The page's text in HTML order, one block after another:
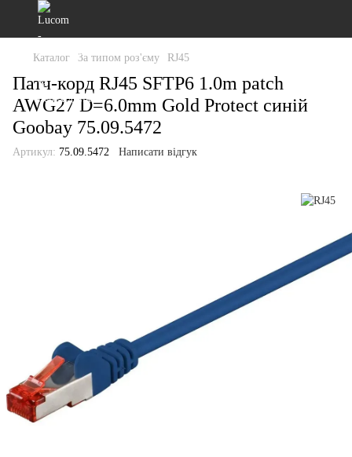
Каталог За типом роз'єму RJ45
Патч-корд RJ45 SFTP6 1.0m patch
AWG27 D=6.0mm Gold Protect синій
Goobay 75.09.5472
Артикул: 75.09.5472 Написати відгук